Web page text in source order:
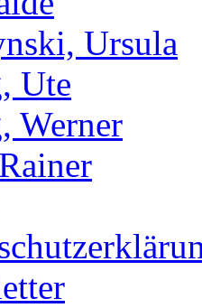
Ursula
Ute
Werner